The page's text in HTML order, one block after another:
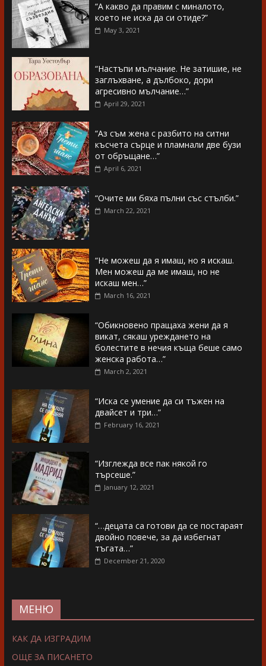
“А какво да правим с миналото,
което не иска да си отиде?”
May 3, 2021
“Настъпи мълчание. Не затишие, не
заглъхване, а дълбоко, дори
агресивно мълчание…”
April 29, 2021
“Аз съм жена с разбито на ситни
късчета сърце и пламнали две бузи
от обръщане…”
April 6, 2021
“Очите ми бяха пълни със стълби.”
March 22, 2021
“Не можеш да я имаш, но я искаш.
Мен можеш да ме имаш, но не
искаш мен…”
March 16, 2021
“Обикновено пращаха жени да я
викат, сякаш уреждането на
болестите в нечия къща беше само
женска работа…”
March 2, 2021
“Иска се умение да си тъжен на
двайсет и три…”
February 16, 2021
“Изглежда все пак някой го
търсеше.”
January 12, 2021
“…децата са готови да се постараят
двойно повече, за да избегнат
тъгата…”
December 21, 2020
МЕНЮ
КАК ДА ИЗГРАДИМ
ОЩЕ ЗА ПИСАНЕТО